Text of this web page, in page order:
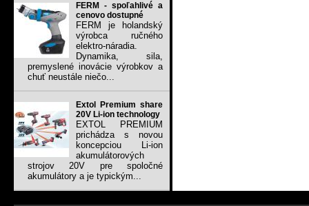
FERM - spoľahlivé a
cenovo dostupné
FERM je holandský
výrobca ručného
elektro-náradia.
Dynamika, sila,
premyslené inovácie výrobkov a
chuť neustále niečo...
Extol Premium share
20V Li-ion technology
EXTOL PREMIUM
prichádza s novou
koncepciou Li-ion
akumulátorových
strojov 20V pre spoločné
akumulátory a je typickým...